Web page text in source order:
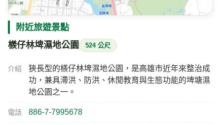
附近旅遊景點
檨仔林埤濕地公園 524 公尺
介紹
狹長型的檨仔林埤濕地公園，是高雄市近年來整治成
功，兼具滯洪、防洪、休閒教育與生態功能的埤塘濕
地公園之一。
電話 886-7-7995678